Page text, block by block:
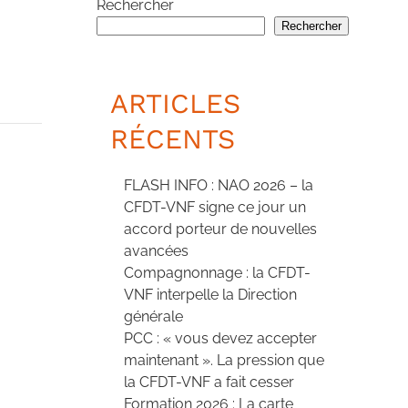
Rechercher
Rechercher
ARTICLES
RÉCENTS
FLASH INFO : NAO 2026 – la
CFDT-VNF signe ce jour un
accord porteur de nouvelles
avancées
Compagnonnage : la CFDT-
VNF interpelle la Direction
générale
PCC : « vous devez accepter
maintenant ». La pression que
la CFDT-VNF a fait cesser
Formation 2026 : La carte